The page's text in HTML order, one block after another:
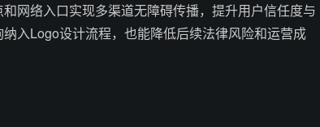
网络入口实现多渠道无障碍传播，提升用户信任度与
入Logo设计流程，也能降低后续法律风险和运营成